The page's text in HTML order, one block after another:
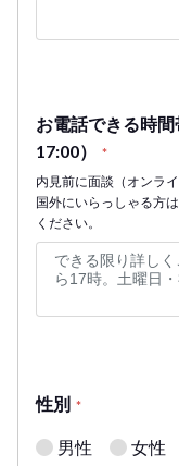
お電話できる時
17:00）
*
内見前に面談（オンラ
国外にいらっしゃる方
ください。
性別 *
男性 女性